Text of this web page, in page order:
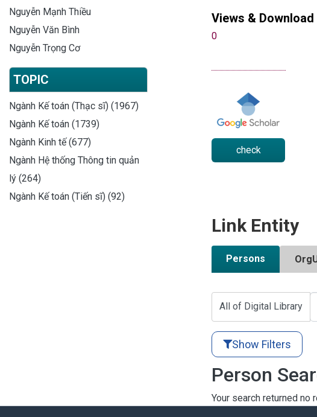
Nguyễn Mạnh Thiều
Nguyễn Văn Bình
Nguyễn Trọng Cơ
TOPIC
Ngành Kế toán (Thạc sĩ) (1967)
Ngành Kế toán (1739)
Ngành Kinh tế (677)
Ngành Hệ thống Thông tin quản
lý (264)
Ngành Kế toán (Tiến sĩ) (92)
Views & Download
0
check
Link Entity
Persons
All of Digital Library
Show Filters
Person
Your search returned no